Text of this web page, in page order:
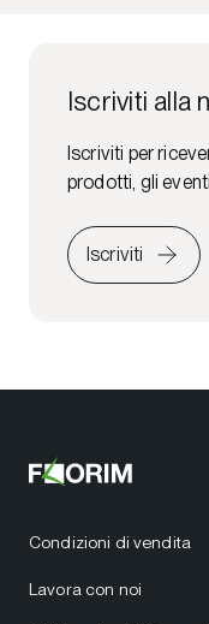
Iscriviti alla
Iscriviti per
prodotti, gli
Iscriviti
Condizioni di vendita
Lavora con noi